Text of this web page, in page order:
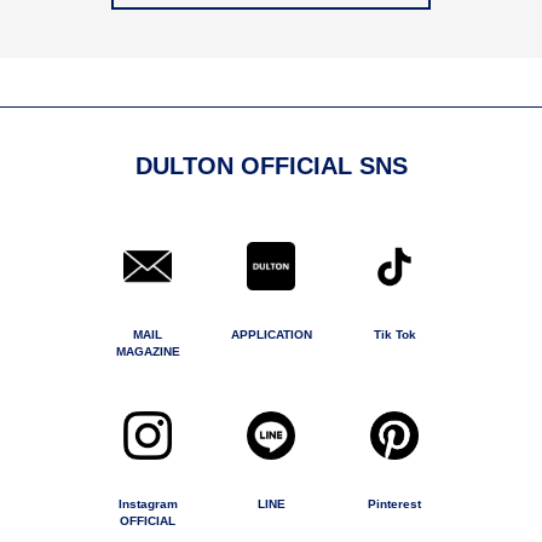
DULTON OFFICIAL SNS
MAIL
MAGAZINE
APPLICATION Tik Tok
Instagram
OFFICIAL
LINE Pinterest